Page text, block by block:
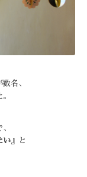
名、
い 』と